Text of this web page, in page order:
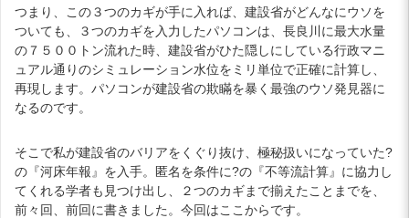
つまり、この３つのカギが手に入れば、建設省がどんなにウソを
ついても、３つのカギを入力したパソコンは、長良川に最大水量
の７５００トン流れた時、建設省がひた隠しにしている行政マニ
ュアル通りのシミュレーション水位をミリ単位で正確に計算し、
再現します。パソコンが建設省の欺瞞を暴く最強のウソ発見器に
なるのです。
そこで私が建設省のバリアをくぐり抜け、極秘扱いになっていた?
の『河床年報』を入手。匿名を条件に?の『不等流計算』に協力し
てくれる学者も見つけ出し、２つのカギまで揃えたことまでを、
前々回、前回に書きました。今回はここからです。